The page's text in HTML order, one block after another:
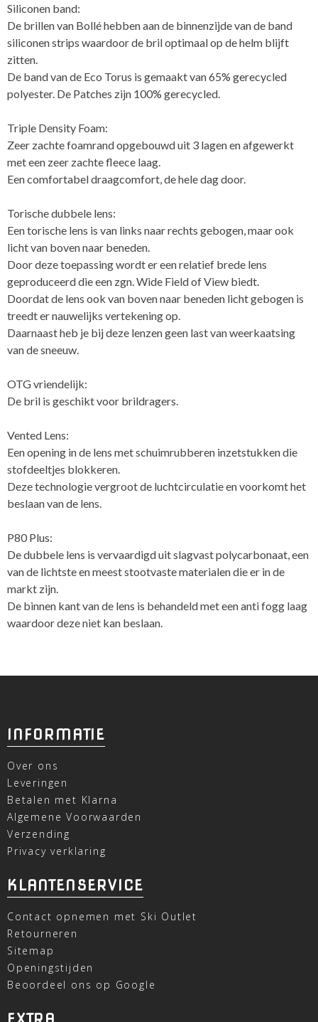
Siliconen band:
De brillen van Bollé hebben aan de binnenzijde van de band
siliconen strips waardoor de bril optimaal op de helm blijft
zitten.
De band van de Eco Torus is gemaakt van 65% gerecycled
polyester. De Patches zijn 100% gerecycled.
Triple Density Foam:
Zeer zachte foamrand opgebouwd uit 3 lagen en afgewerkt
met een zeer zachte fleece laag.
Een comfortabel draagcomfort, de hele dag door.
Torische dubbele lens:
Een torische lens is van links naar rechts gebogen, maar ook
licht van boven naar beneden.
Door deze toepassing wordt er een relatief brede lens
geproduceerd die een zgn. Wide Field of View biedt.
Doordat de lens ook van boven naar beneden licht gebogen is
treedt er nauwelijks vertekening op.
Daarnaast heb je bij deze lenzen geen last van weerkaatsing
van de sneeuw.
OTG vriendelijk:
De bril is geschikt voor brildragers.
Vented Lens:
Een opening in de lens met schuimrubberen inzetstukken die
stofdeeltjes blokkeren.
Deze technologie vergroot de luchtcirculatie en voorkomt het
beslaan van de lens.
P80 Plus:
De dubbele lens is vervaardigd uit slagvast polycarbonaat, een
van de lichtste en meest stootvaste materialen die er in de
markt zijn.
De binnen kant van de lens is behandeld met een anti fogg laag
waardoor deze niet kan beslaan.
INFORMATIE
Over ons
Leveringen
Betalen met Klarna
Algemene Voorwaarden
Verzending
Privacy verklaring
KLANTENSERVICE
Contact opnemen met Ski Outlet
Retourneren
Sitemap
Openingstijden
Beoordeel ons op Google